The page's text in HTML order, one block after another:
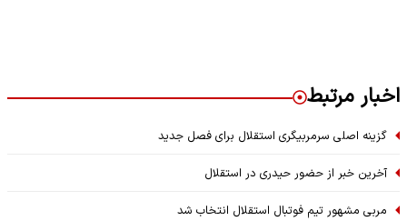
اخبار مرتبط
گزینه اصلی سرمربیگری استقلال برای فصل جدید
آخرین خبر از حضور حیدری در استقلال
مربی مشهور تیم فوتبال استقلال انتخاب شد